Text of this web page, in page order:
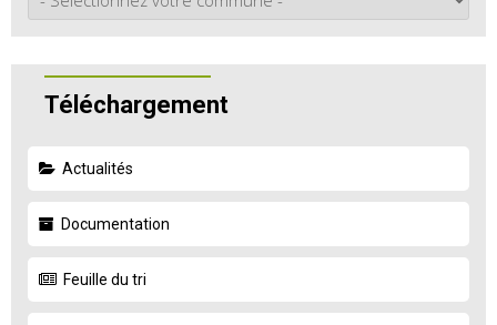
Téléchargement
Actualités
Documentation
Feuille du tri